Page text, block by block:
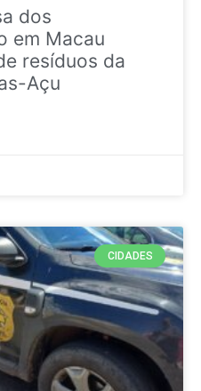
dos
em Macau
resíduos da
Açu
CIDADES